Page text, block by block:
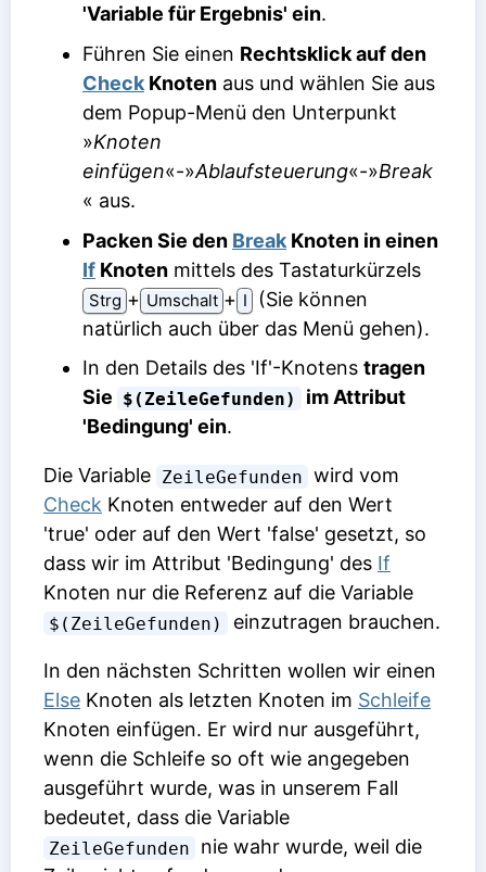
'Variable für Ergebnis' ein.
Führen Sie einen Rechtsklick auf den
Check Knoten aus und wählen Sie aus
dem Popup-Menü den Unterpunkt
»Knoten
einfügen«-»Ablaufsteuerung«-»Break
« aus.
Packen Sie den Break Knoten in einen
If Knoten mittels des Tastaturkürzels
Strg ⁠+⁠ Umschalt ⁠+⁠ I
(Sie können
natürlich auch über das Menü gehen).
In den Details des 'If'-Knotens tragen
Sie $(ZeileGefunden)
im Attribut
'Bedingung' ein.
Die Variable ZeileGefunden wird vom
Check Knoten entweder auf den Wert
'true' oder auf den Wert 'false' gesetzt, so
dass wir im Attribut 'Bedingung' des If
Knoten nur die Referenz auf die Variable
$(ZeileGefunden) einzutragen brauchen.
In den nächsten Schritten wollen wir einen
Else Knoten als letzten Knoten im Schleife
Knoten einfügen. Er wird nur ausgeführt,
wenn die Schleife so oft wie angegeben
ausgeführt wurde, was in unserem Fall
bedeutet, dass die Variable
ZeileGefunden
nie wahr wurde, weil die